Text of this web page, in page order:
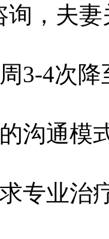
询，夫
3-4次降
沟通模
专业治